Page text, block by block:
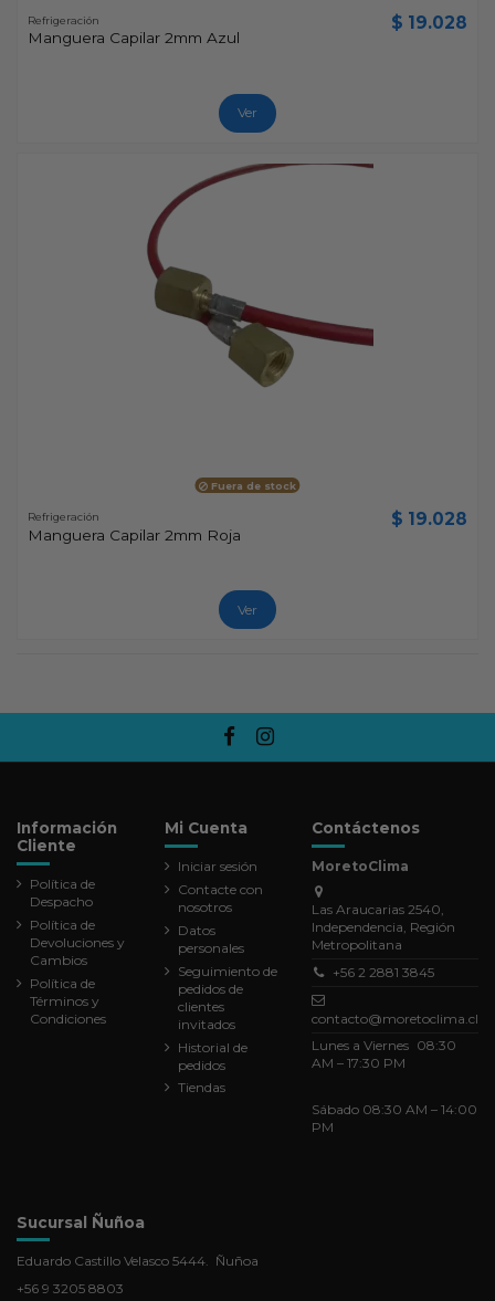
Refrigeración
Manguera Capilar 2mm Azul
$ 19.028
Ver
Fuera de stock
Refrigeración
Manguera Capilar 2mm Roja
$ 19.028
Ver
Información
Cliente
Política de
Despacho
Política de
Devoluciones y
Cambios
Política de
Términos y
Condiciones
Mi Cuenta
Iniciar sesión
Contacte con
nosotros
Datos
personales
Seguimiento de
pedidos de
clientes
invitados
Historial de
pedidos
Tiendas
Contáctenos
MoretoClima
Las Araucarias 2540,
Independencia, Región
Metropolitana
+56 2 2881 3845
contacto@moretoclima.cl
Lunes a Viernes 08:30
AM – 17:30 PM
Sábado 08:30 AM – 14:00
PM
Sucursal Ñuñoa
Eduardo Castillo Velasco 5444. Ñuñoa
+56 9 3205 8803